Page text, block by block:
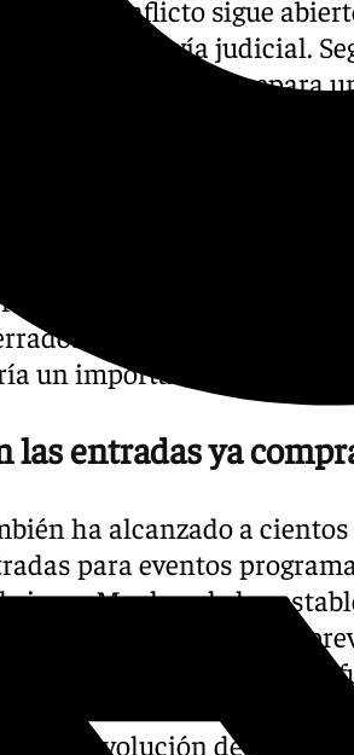
el conflicto sigue
a agotar la vía judicial.
empresariales prepara
mantener la actividad
los responsables es
establecido, confiando en
parece indicar que va a
en el procedimiento
cesar su actividad a
hasta, al menos, el
un importante golpe
las entradas ya
ha alcanzado a
para eventos
cierre. Muchos de los
fiestas y eventos
lo que las dudas sobre el
han confirmado a
la devolución del